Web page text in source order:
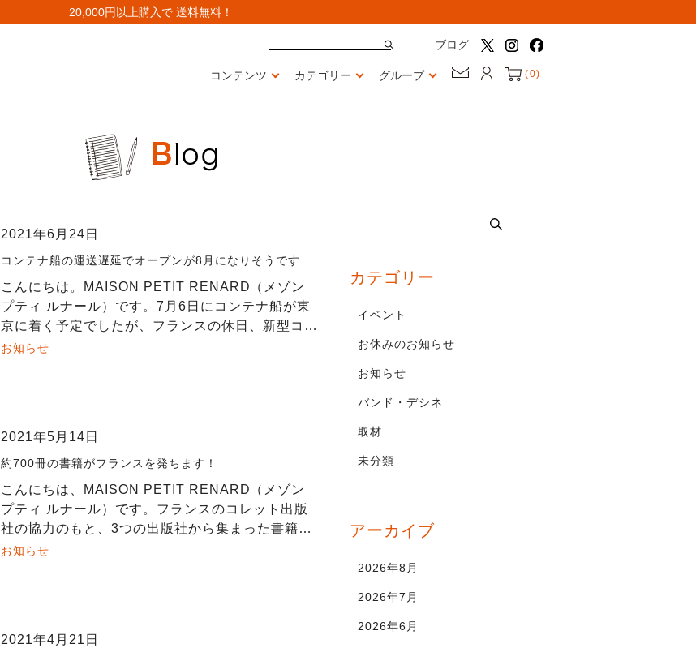
20,000円以上購入で 送料無料！
ブログ
コンテンツ カテゴリー グループ (0)
2021年6月24日
コンテナ船の運送遅延でオープンが8月になりそうです
こんにちは。MAISON PETIT RENARD（メゾン
プティ ルナール）です。7月6日にコンテナ船が東
京に着く予定でしたが、フランスの休日、新型コロ
ナによる港湾混雑に伴う船の滞留により7月末~8月
お知らせ
2021年5月14日
約700冊の書籍がフランスを発ちます！
こんにちは、MAISON PETIT RENARD（メゾン
プティ ルナール）です。フランスのコレット出版
社の協力のもと、3つの出版社から集まった書籍が2
パレットにまとめられ、先日発送されました。コレ
お知らせ
2021年4月21日
カテゴリー
イベント
お休みのお知らせ
お知らせ
バンド・デシネ
取材
未分類
アーカイブ
2026年8月
2026年7月
2026年6月